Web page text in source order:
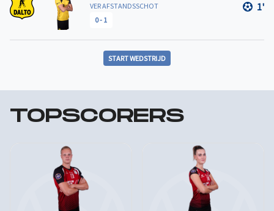
VER AFSTANDSSCHOT
0- 1
1'
START WEDSTRIJD
TOPSCORERS